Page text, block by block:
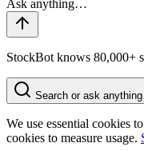
StockBot knows 80,000+
Search or ask
We use essential cookies
cookies to measure usage.